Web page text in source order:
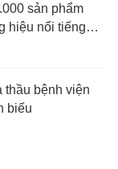
sản phẩm
hiệu nổi tiếng
thầu bệnh viện
biếu